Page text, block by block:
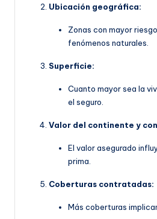
Ubicación geográfica:
Zonas con mayor
fenómenos naturales.
Superficie:
Cuanto mayor sea la
el seguro.
Valor del continente y
El valor asegurado
prima.
Coberturas contratadas:
Más coberturas